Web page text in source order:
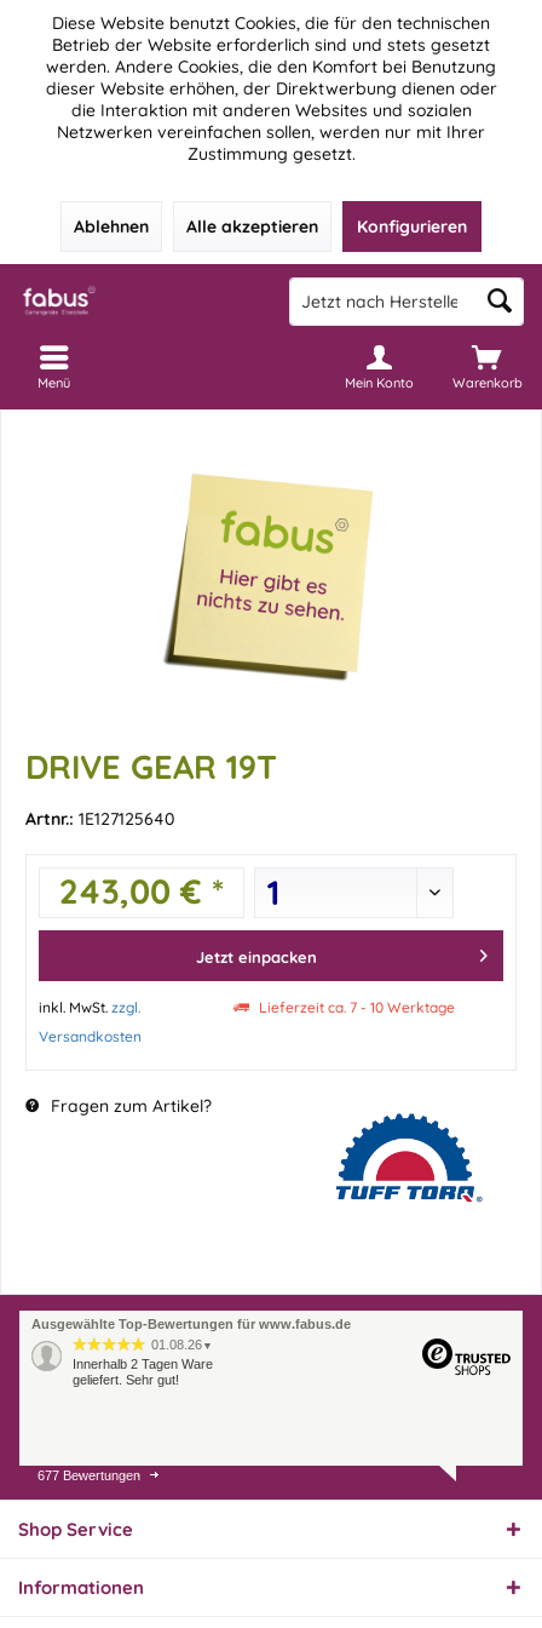
Diese Website benutzt Cookies, die für den technischen
Betrieb der Website erforderlich sind und stets gesetzt
werden. Andere Cookies, die den Komfort bei Benutzung
dieser Website erhöhen, der Direktwerbung dienen oder
die Interaktion mit anderen Websites und sozialen
Netzwerken vereinfachen sollen, werden nur mit Ihrer
Zustimmung gesetzt.
Ablehnen Alle akzeptieren Konfigurieren
Warenkorb
Mein Konto
Menü
DRIVE GEAR 19T
Artnr.: 1E127125640
243,00 € *
Jetzt einpacken
inkl. MwSt. zzgl.
Versandkosten
Lieferzeit ca. 7 - 10 Werktage
Fragen zum Artikel?
Ausgewählte Top-Bewertungen für www.fabus.de
01.08.26 ▼
Innerhalb 2 Tagen Ware
geliefert. Sehr gut!
31.07.26
Super schnelle Lieferung,
hervorragend. Gerne
677 Bewertungen
Shop Service
Informationen